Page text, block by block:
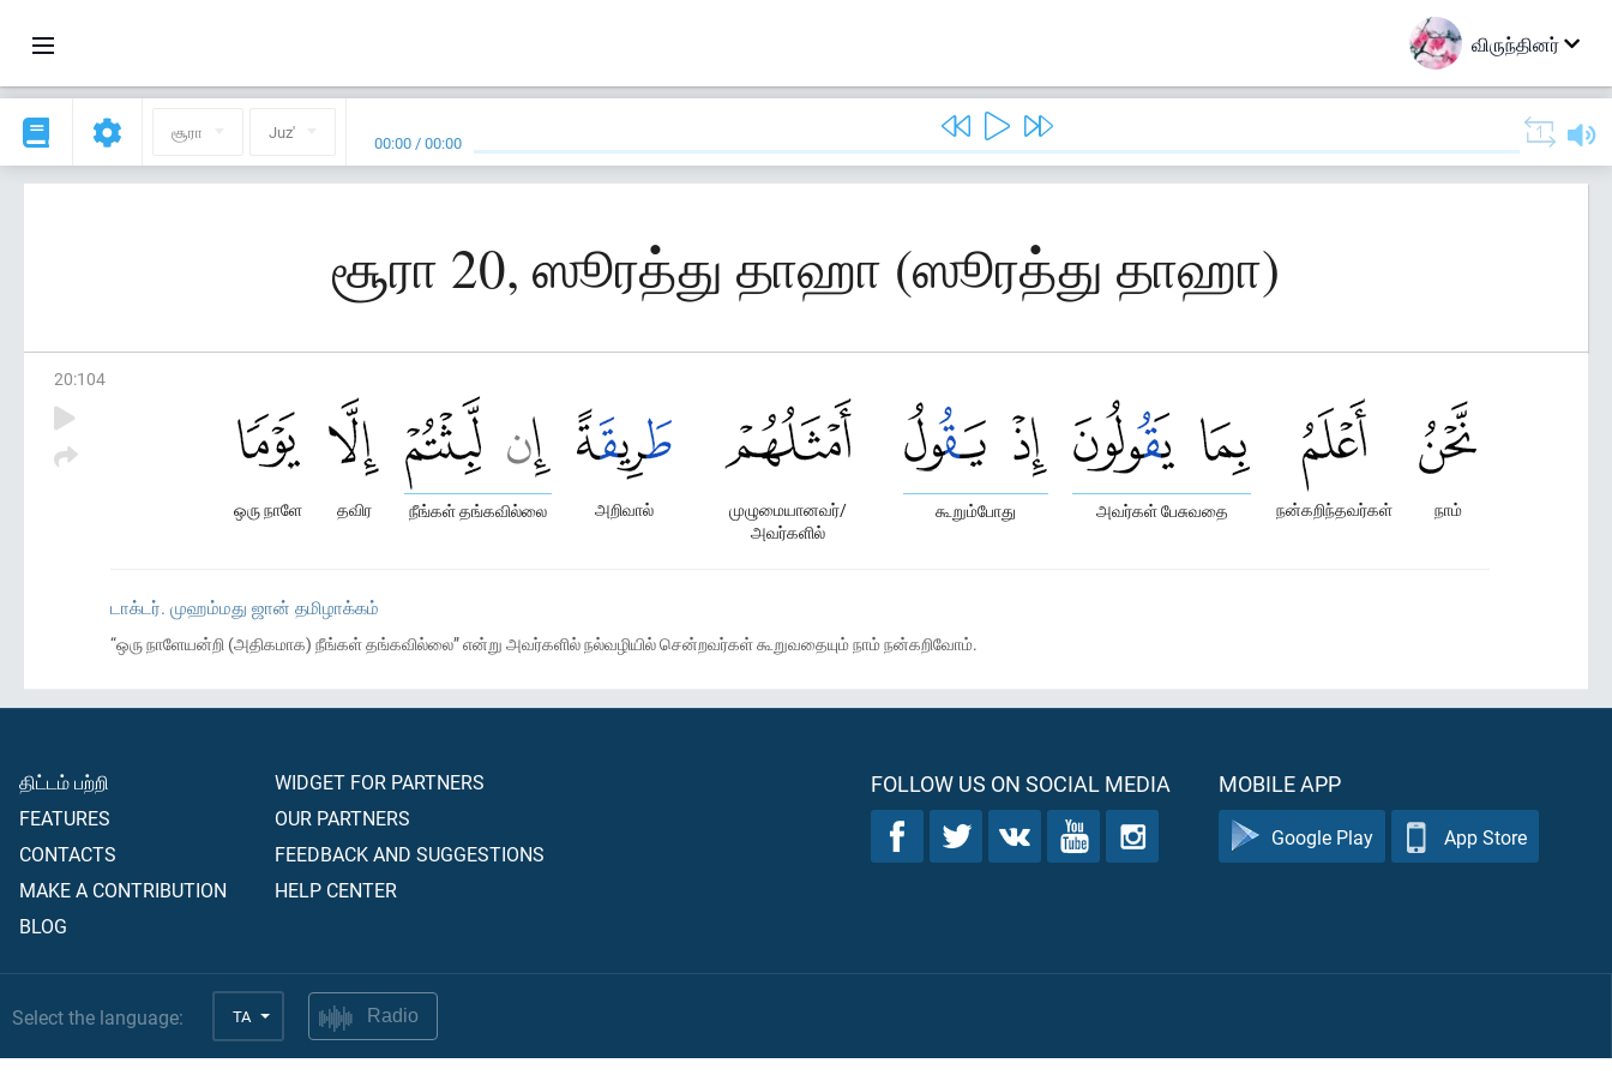
விருந்தினர்
சூரா Juz' 00:00 /00:00
சூரா 20, ஸூரத்து தாஹா (ஸூரத்து தாஹா)
20:104
நாம்
நன்கறிந்தவர்கள்
அவர்கள் பேசுவதை
கூறும்போது
முழுமையானவர்/
அவர்களில்
அறிவால்
நீங்கள் தங்கவில்லை
தவிர
ஒரு நாளே
டாக்டர். முஹம்மது ஜான் தமிழாக்கம்
“ஒரு நாளேயன்றி (அதிகமாக) நீங்கள் தங்கவில்லை” என்று அவர்களில் நல்வழியில் சென்றவர்கள் கூறுவதையும் நாம் நன்கறிவோம்.
திட்டம் பற்றி
FEATURES
CONTACTS
MAKE A CONTRIBUTION
BLOG
WIDGET FOR PARTNERS
OUR PARTNERS
FEEDBACK AND SUGGESTIONS
HELP CENTER
FOLLOW US ON SOCIAL MEDIA MOBILE APP
Google Play App Store
Select the language: TA Radio